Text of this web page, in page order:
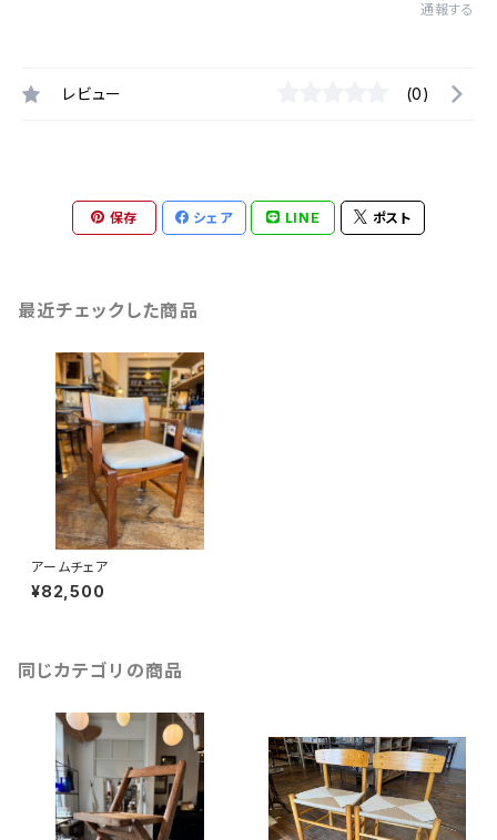
通報する
レビュー (0)
保存 シェア LINE ポスト
最近チェックした商品
アームチェア
¥82,500
同じカテゴリの商品